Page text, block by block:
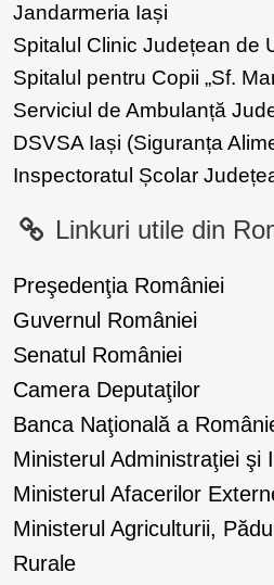
Jandarmeria Iași
Spitalul Clinic Județean de
Spitalul pentru Copii „Sf.
Serviciul de Ambulanță
DSVSA Iași (Siguranța
Inspectoratul Școlar
Linkuri utile din
Preşedenţia României
Guvernul României
Senatul României
Camera Deputaţilor
Banca Naţională a
Ministerul Administraţiei şi
Ministerul Afacerilor
Ministerul Agriculturii,
Rurale